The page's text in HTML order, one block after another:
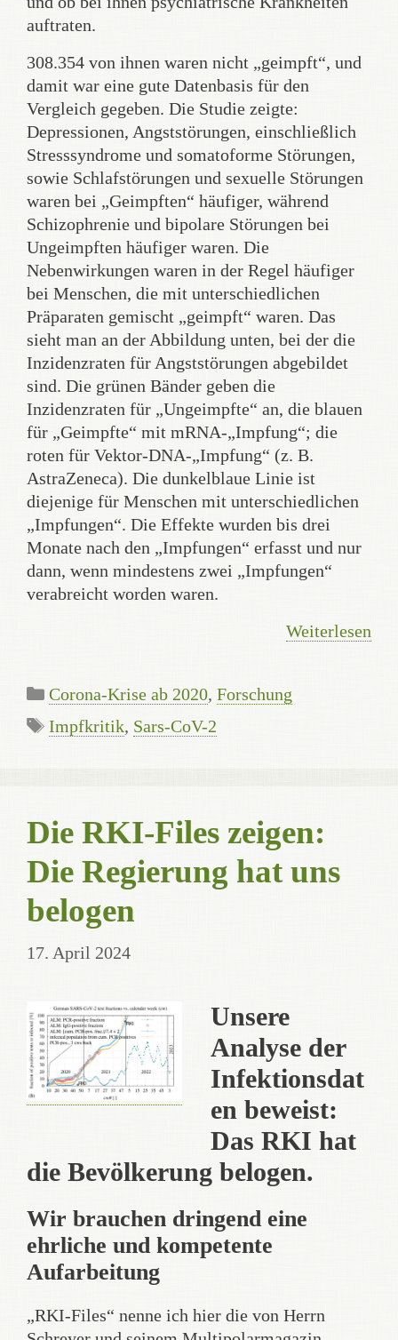
auftraten.
308.354 von ihnen waren nicht „geimpft“, und
damit war eine gute Datenbasis für den
Vergleich gegeben. Die Studie zeigte:
Depressionen, Angststörungen, einschließlich
Stresssyndrome und somatoforme Störungen,
sowie Schlafstörungen und sexuelle Störungen
waren bei „Geimpften“ häufiger, während
Schizophrenie und bipolare Störungen bei
Ungeimpften häufiger waren. Die
Nebenwirkungen waren in der Regel häufiger
bei Menschen, die mit unterschiedlichen
Präparaten gemischt „geimpft“ waren. Das
sieht man an der Abbildung unten, bei der die
Inzidenzraten für Angststörungen abgebildet
sind. Die grünen Bänder geben die
Inzidenzraten für „Ungeimpfte“ an, die blauen
für „Geimpfte“ mit mRNA-„Impfung“; die
roten für Vektor-DNA-„Impfung“ (z. B.
AstraZeneca). Die dunkelblaue Linie ist
diejenige für Menschen mit unterschiedlichen
„Impfungen“. Die Effekte wurden bis drei
Monate nach den „Impfungen“ erfasst und nur
dann, wenn mindestens zwei „Impfungen“
verabreicht worden waren.
Weiterlesen
Kategorien
Corona-Krise ab 2020, Forschung
Schlagwörter
Impfkritik, Sars-CoV-2
Die RKI-Files zeigen:
Die Regierung hat uns
belogen
17. April 2024
Unsere
Analyse der
Infektionsdat
en beweist:
Das RKI hat
die Bevölkerung belogen.
Wir brauchen dringend eine
ehrliche und kompetente
Aufarbeitung
„RKI-Files“ nenne ich hier die von Herrn